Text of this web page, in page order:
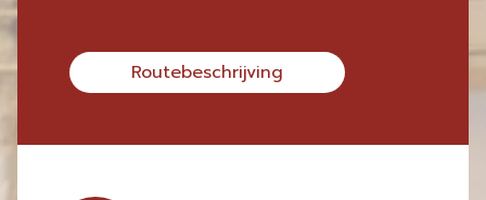
Routebeschrijving